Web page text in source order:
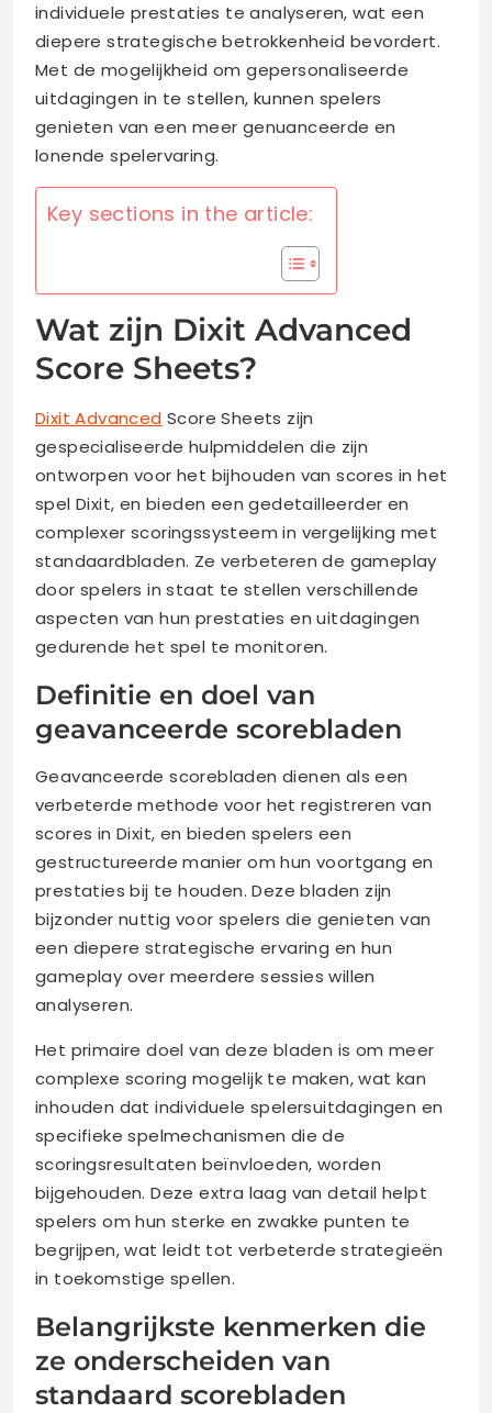
individuele prestaties te analyseren, wat een
diepere strategische betrokkenheid bevordert.
Met de mogelijkheid om gepersonaliseerde
uitdagingen in te stellen, kunnen spelers
genieten van een meer genuanceerde en
lonende spelervaring.
Key sections in the article:
Wat zijn Dixit Advanced
Score Sheets?
Dixit Advanced Score Sheets zijn
gespecialiseerde hulpmiddelen die zijn
ontworpen voor het bijhouden van scores in het
spel Dixit, en bieden een gedetailleerder en
complexer scoringssysteem in vergelijking met
standaardbladen. Ze verbeteren de gameplay
door spelers in staat te stellen verschillende
aspecten van hun prestaties en uitdagingen
gedurende het spel te monitoren.
Definitie en doel van
geavanceerde scorebladen
Geavanceerde scorebladen dienen als een
verbeterde methode voor het registreren van
scores in Dixit, en bieden spelers een
gestructureerde manier om hun voortgang en
prestaties bij te houden. Deze bladen zijn
bijzonder nuttig voor spelers die genieten van
een diepere strategische ervaring en hun
gameplay over meerdere sessies willen
analyseren.
Het primaire doel van deze bladen is om meer
complexe scoring mogelijk te maken, wat kan
inhouden dat individuele spelersuitdagingen en
specifieke spelmechanismen die de
scoringsresultaten beïnvloeden, worden
bijgehouden. Deze extra laag van detail helpt
spelers om hun sterke en zwakke punten te
begrijpen, wat leidt tot verbeterde strategieën
in toekomstige spellen.
Belangrijkste kenmerken die
ze onderscheiden van
standaard scorebladen